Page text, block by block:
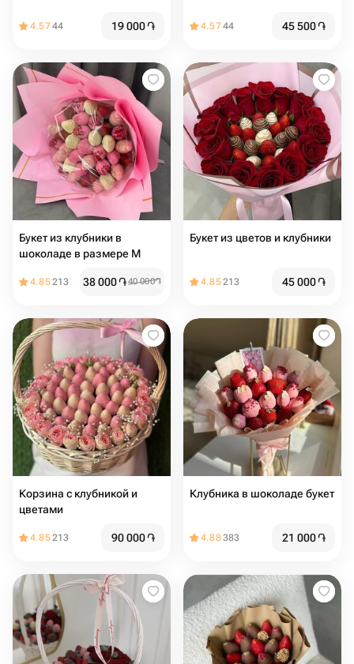
4.5744 19 000֏ 4.5744 45 500֏
Букет из клубники в
шоколаде в размере М
4.85213 38 000֏40 000֏
Букет из цветов и клубники
4.85213 45 000֏
Корзина с клубникой и
цветами
4.85213 90 000֏
Клубника в шоколаде букет
4.88383 21 000֏